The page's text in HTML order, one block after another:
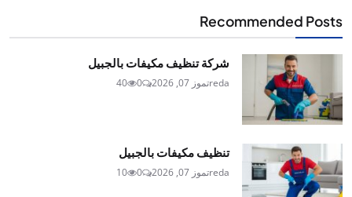
Recommended Posts
شركة تنظيف مكيفات بالجبيل
redaتموز 07, 2026 0
40
تنظيف مكيفات بالجبيل
redaتموز 07, 2026 0
10